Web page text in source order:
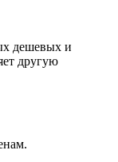
дешевых и
другую